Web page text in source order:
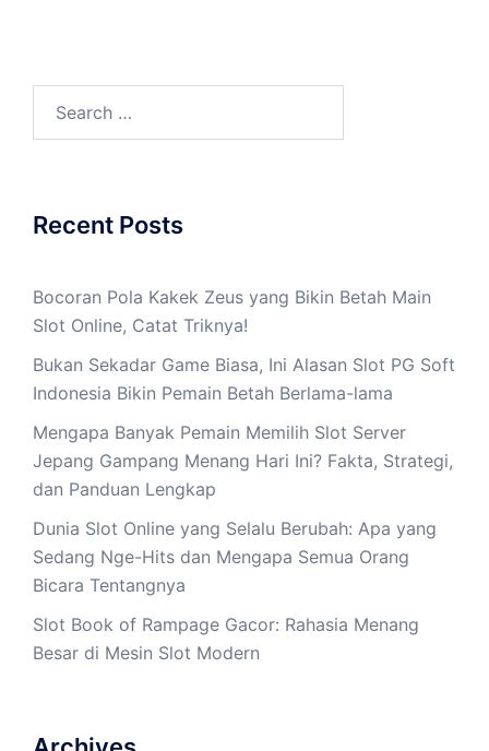
Recent Posts
Bocoran Pola Kakek Zeus yang Bikin Betah Main
Slot Online, Catat Triknya!
Bukan Sekadar Game Biasa, Ini Alasan Slot PG Soft
Indonesia Bikin Pemain Betah Berlama-lama
Mengapa Banyak Pemain Memilih Slot Server
Jepang Gampang Menang Hari Ini? Fakta, Strategi,
dan Panduan Lengkap
Dunia Slot Online yang Selalu Berubah: Apa yang
Sedang Nge-Hits dan Mengapa Semua Orang
Bicara Tentangnya
Slot Book of Rampage Gacor: Rahasia Menang
Besar di Mesin Slot Modern